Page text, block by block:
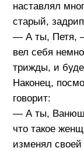
наставлял
старый,
— А ты, Петя,
вел себя
трижды, и
Наконец,
говорит:
— А ты,
что такое
изменял